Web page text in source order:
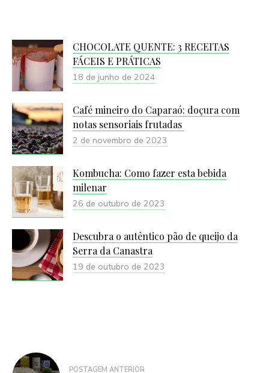
CHOCOLATE QUENTE: 3 RECEITAS
FÁCEIS E PRÁTICAS
18 de junho de 2024
Café mineiro do Caparaó: doçura com
notas sensoriais frutadas
2 de novembro de 2023
Kombucha: Como fazer esta bebida
milenar
26 de outubro de 2023
Descubra o autêntico pão de queijo da
Serra da Canastra
19 de outubro de 2023
NavegaçãoPOSTAGEM ANTERIOR